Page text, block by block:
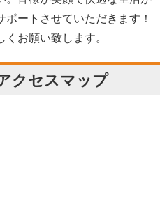
ートさせていただきます！
お願い致します。
クセスマップ